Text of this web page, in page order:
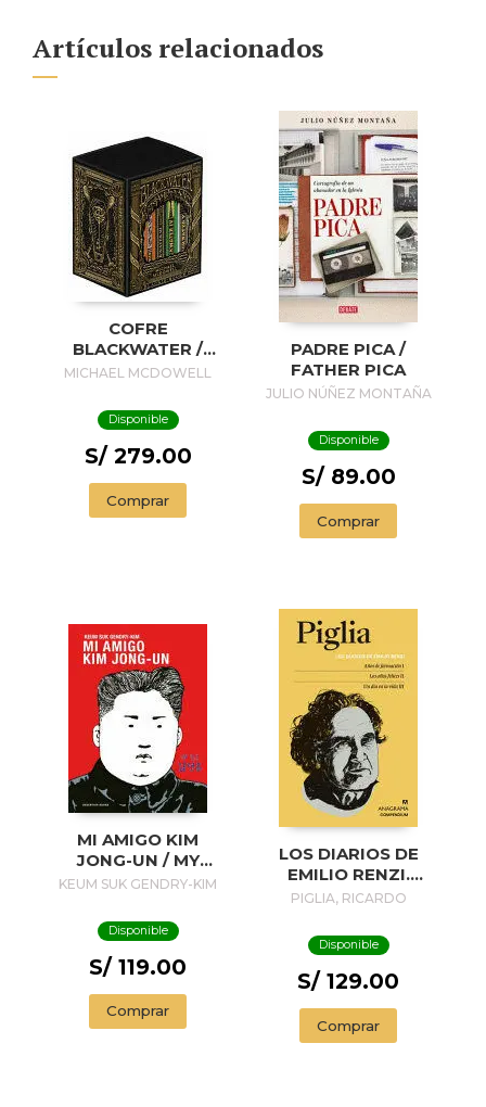
Artículos relacionados
COFRE
BLACKWATER /
BLACKWATER
MICHAEL MCDOWELL
Disponible
S/ 279.00
Comprar
PADRE PICA /
FATHER PICA
JULIO NÚÑEZ MONTAÑA
Disponible
S/ 89.00
Comprar
MI AMIGO KIM
JONG-UN / MY
FRIEND KIM JONG-
KEUM SUK GENDRY-KIM
Disponible
S/ 119.00
Comprar
LOS DIARIOS DE
EMILIO RENZI.
AÑOS DE
AÑOS FELICES II;
UN DIA EN LA VIDA
III
PIGLIA, RICARDO
Disponible
S/ 129.00
Comprar